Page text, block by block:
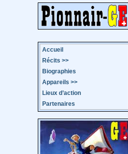
Accueil
Récits >>
Biographies
Appareils >>
Lieux d’action
Partenaires